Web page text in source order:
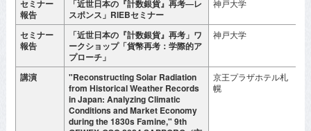
セミナー
報告
「近世日本の『計数銀貨』再考―レ
スポンス」RIEBセミナー
神戸大学
セミナー
報告
「近世日本の『計数銀貨』再考」ワ
ークショップ「貨幣再考：学際的ア
プローチ」
神戸大学
講演
"Reconstructing Solar Radiation
from Historical Weather Records
in Japan: Analyzing Climatic
Conditions and Market Economy
during the 1830s Famine," 9th
京王プラザホテル札
幌